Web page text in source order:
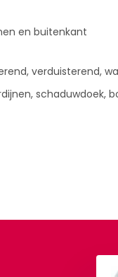
en buitenkant
verduisterend,
schaduwdoek,